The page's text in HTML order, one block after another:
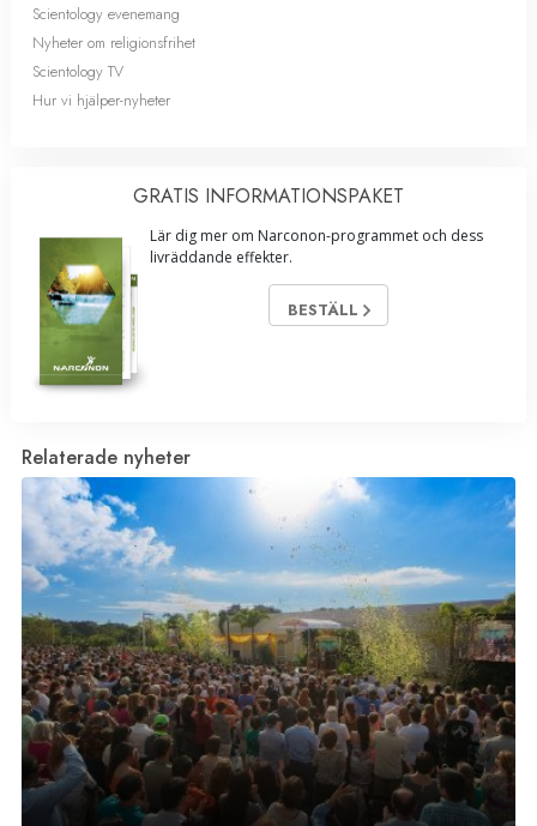
Scientology evenemang
Nyheter om religionsfrihet
Scientology TV
Hur vi hjälper-nyheter
GRATIS INFORMATIONS­PAKET
Lär dig mer om Narconon-programmet och dess
livräddande effekter.
BESTÄLL
Relaterade nyheter